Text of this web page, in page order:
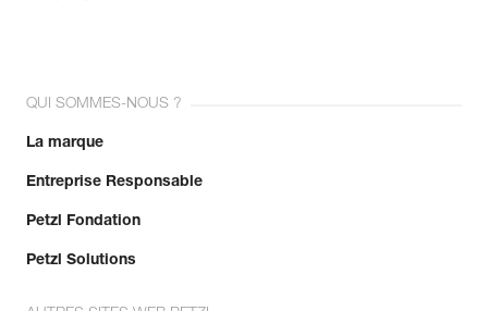
QUI SOMMES-NOUS ?
La marque
Entreprise Responsable
Petzl Fondation
Petzl Solutions